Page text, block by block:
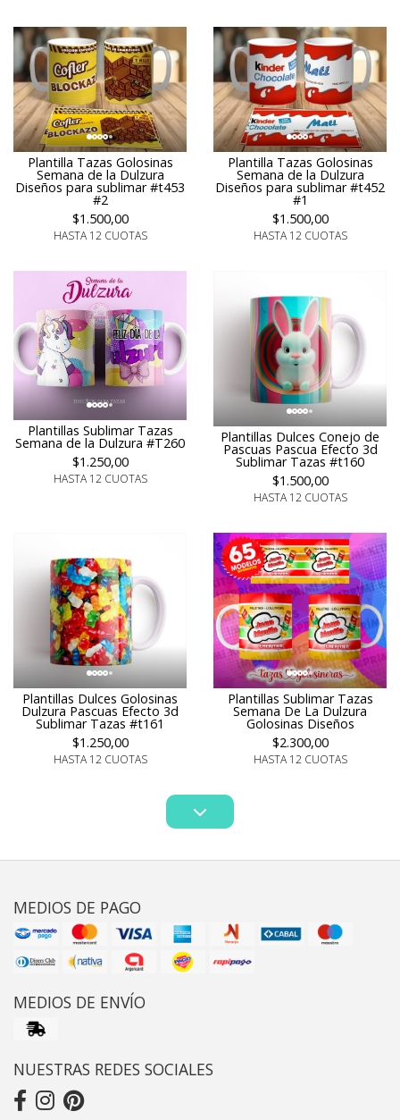
Plantilla Tazas Golosinas
Semana de la Dulzura
Diseños para sublimar #t453
#2
$1.500,00
HASTA 12 CUOTAS
Plantilla Tazas Golosinas
Semana de la Dulzura
Diseños para sublimar #t452
#1
$1.500,00
HASTA 12 CUOTAS
Plantillas Sublimar Tazas
Semana de la Dulzura #T260
$1.250,00
HASTA 12 CUOTAS
Plantillas Dulces Conejo de
Pascuas Pascua Efecto 3d
Sublimar Tazas #t160
$1.500,00
HASTA 12 CUOTAS
Plantillas Dulces Golosinas
Dulzura Pascuas Efecto 3d
Sublimar Tazas #t161
$1.250,00
HASTA 12 CUOTAS
Plantillas Sublimar Tazas
Semana De La Dulzura
Golosinas Diseños
$2.300,00
HASTA 12 CUOTAS
MEDIOS DE PAGO
MEDIOS DE ENVÍO
NUESTRAS REDES SOCIALES